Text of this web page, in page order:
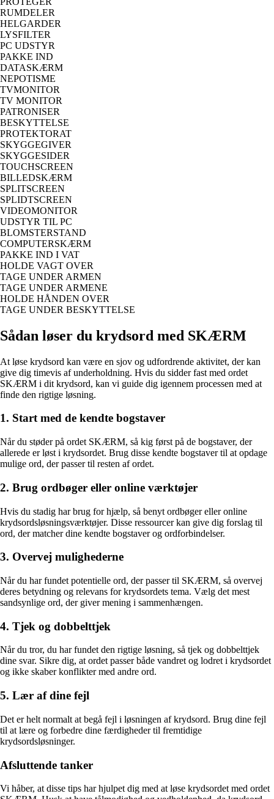
RUMDELER
HELGARDER
LYSFILTER
PC UDSTYR
PAKKE IND
DATASKÆRM
NEPOTISME
TVMONITOR
TV MONITOR
PATRONISER
BESKYTTELSE
PROTEKTORAT
SKYGGEGIVER
SKYGGESIDER
TOUCHSCREEN
BILLEDSKÆRM
SPLITSCREEN
SPLIDTSCREEN
VIDEOMONITOR
UDSTYR TIL PC
BLOMSTERSTAND
COMPUTERSKÆRM
PAKKE IND I VAT
HOLDE VAGT OVER
TAGE UNDER ARMEN
TAGE UNDER ARMENE
HOLDE HÅNDEN OVER
TAGE UNDER BESKYTTELSE
Sådan løser du krydsord med SKÆRM
At løse krydsord kan være en sjov og udfordrende aktivitet, der kan
give dig timevis af underholdning. Hvis du sidder fast med ordet
SKÆRM i dit krydsord, kan vi guide dig igennem processen med at
finde den rigtige løsning.
1. Start med de kendte bogstaver
Når du støder på ordet SKÆRM, så kig først på de bogstaver, der
allerede er løst i krydsordet. Brug disse kendte bogstaver til at opdage
mulige ord, der passer til resten af ordet.
2. Brug ordbøger eller online værktøjer
Hvis du stadig har brug for hjælp, så benyt ordbøger eller online
krydsordsløsningsværktøjer. Disse ressourcer kan give dig forslag til
ord, der matcher dine kendte bogstaver og ordforbindelser.
3. Overvej mulighederne
Når du har fundet potentielle ord, der passer til SKÆRM, så overvej
deres betydning og relevans for krydsordets tema. Vælg det mest
sandsynlige ord, der giver mening i sammenhængen.
4. Tjek og dobbelttjek
Når du tror, du har fundet den rigtige løsning, så tjek og dobbelttjek
dine svar. Sikre dig, at ordet passer både vandret og lodret i krydsordet
og ikke skaber konflikter med andre ord.
5. Lær af dine fejl
Det er helt normalt at begå fejl i løsningen af krydsord. Brug dine fejl
til at lære og forbedre dine færdigheder til fremtidige
krydsordsløsninger.
Afsluttende tanker
Vi håber, at disse tips har hjulpet dig med at løse krydsordet med ordet